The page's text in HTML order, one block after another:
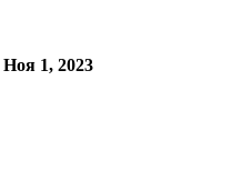
Ноя 1, 2023